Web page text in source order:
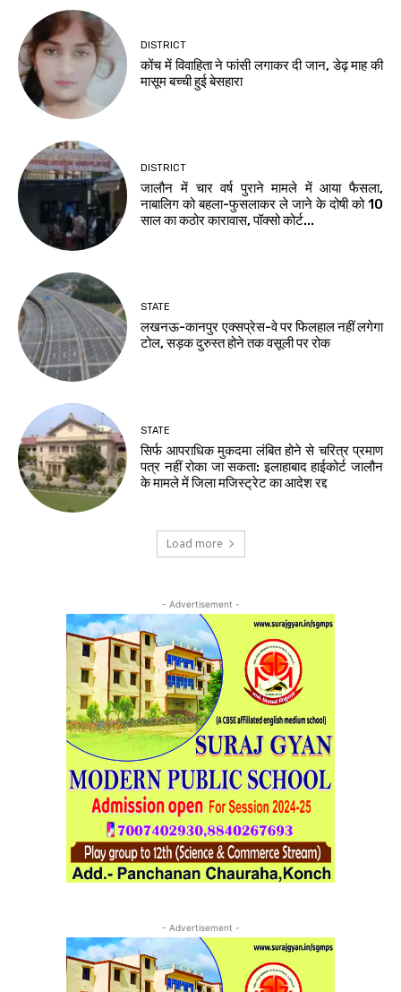
DISTRICT
कोंच में विवाहिता ने फांसी लगाकर दी जान, डेढ़ माह की
मासूम बच्ची हुई बेसहारा
DISTRICT
जालौन में चार वर्ष पुराने मामले में आया फैसला,
नाबालिग को बहला-फुसलाकर ले जाने के दोषी को 10
साल का कठोर कारावास, पॉक्सो कोर्ट...
STATE
लखनऊ-कानपुर एक्सप्रेस-वे पर फिलहाल नहीं लगेगा
टोल, सड़क दुरुस्त होने तक वसूली पर रोक
STATE
सिर्फ आपराधिक मुकदमा लंबित होने से चरित्र प्रमाण
पत्र नहीं रोका जा सकता: इलाहाबाद हाईकोर्ट जालौन
के मामले में जिला मजिस्ट्रेट का आदेश रद्द
Load more
- Advertisement -
- Advertisement -